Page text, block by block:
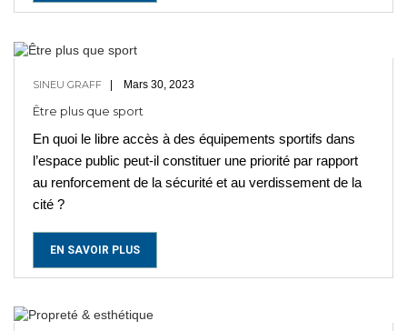
Mars 30, 2023
SINEU GRAFF
Être plus que sport
En quoi le libre accès à des équipements sportifs dans
l’espace public peut-il constituer une priorité par rapport
au renforcement de la sécurité et au verdissement de la
cité ?
EN SAVOIR PLUS